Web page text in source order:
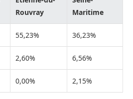
Rouvray
Maritime
55,23% 36,23%
2,60% 6,56%
0,00% 2,15%